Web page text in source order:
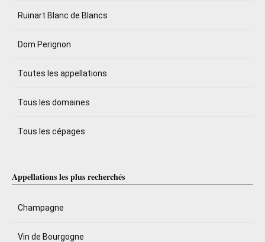
Ruinart Blanc de Blancs
Dom Perignon
Toutes les appellations
Tous les domaines
Tous les cépages
Appellations les plus recherchés
Champagne
Vin de Bourgogne